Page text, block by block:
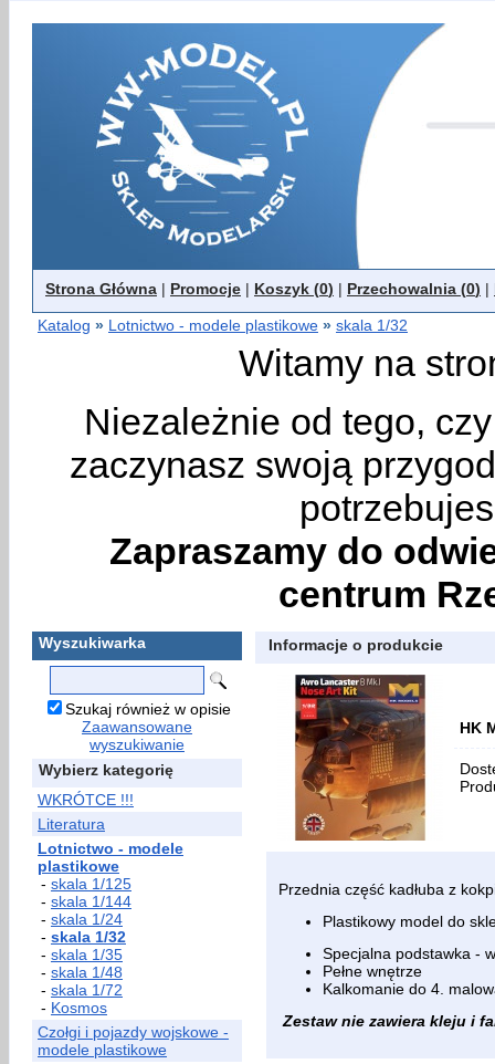
Strona Główna | Promocje | Koszyk (0) | Przechowalnia (0) |
Katalog » Lotnictwo - modele plastikowe » skala 1/32
Witamy na
Niezależnie od tego,
zaczynasz swoją
Zapraszamy do
centrum
Wyszukiwarka
Szukaj również w opisie
Zaawansowane
wyszukiwanie
Wybierz kategorię
WKRÓTCE !!!
Literatura
Lotnictwo - modele
plastikowe
- skala 1/125
- skala 1/144
- skala 1/24
- skala 1/32
- skala 1/35
- skala 1/48
- skala 1/72
- Kosmos
Czołgi i pojazdy wojskowe -
modele plastikowe
Informacje o produkcie
HK
Przednia część kadłuba z
Plastikowy model do
Specjalna podstawka -
Pełne wnętrze
Kalkomanie do 4.
Zestaw nie zawiera kleju i